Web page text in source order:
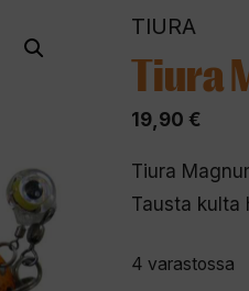
TIURA
Tiura
19,90 €
Tiura
Tausta kulta
4 varastossa